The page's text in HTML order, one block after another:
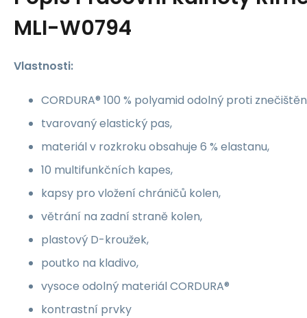
MLI-W0794
Vlastnosti:
CORDURA® 100 % polyamid odolný proti
tvarovaný elastický pas,
materiál v rozkroku obsahuje 6 % elastanu,
10 multifunkčních kapes,
kapsy pro vložení chráničů kolen,
větrání na zadní straně kolen,
plastový D-kroužek,
poutko na kladivo,
vysoce odolný materiál CORDURA®
kontrastní prvky